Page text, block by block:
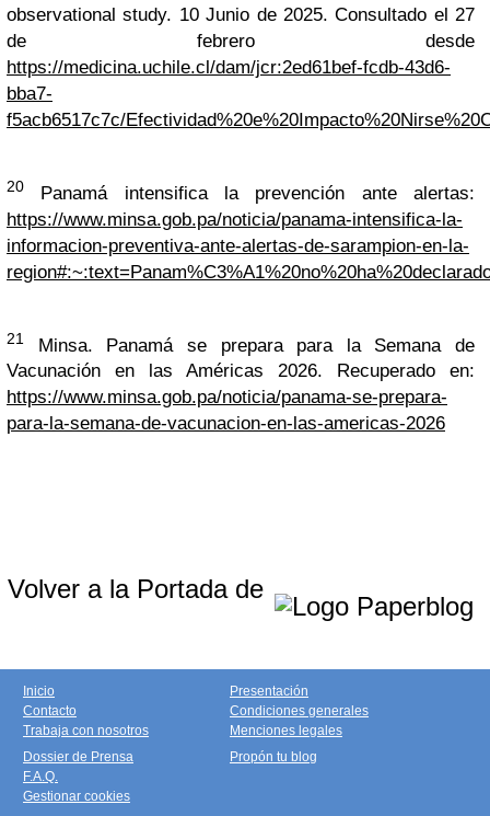
observational study. 10 Junio de 2025. Consultado el 27
de febrero desde
https://medicina.uchile.cl/dam/jcr:2ed61bef-fcdb-43d6-
bba7-
f5acb6517c7c/
20 Panamá intensifica la prevención ante alertas:
https://www.minsa.gob.pa/noticia/panama-intensifica-la-
informacion-preventiva-ante-alertas-de-sarampion-en-la-
21 Minsa. Panamá se prepara para la Semana de
Vacunación en las Américas 2026. Recuperado en:
https://www.minsa.gob.pa/noticia/panama-se-prepara-
para-la-semana-de-vacunacion-en-las-americas-2026
Volver a la Portada de
Inicio
Contacto
Trabaja con nosotros
Presentación
Condiciones generales
Menciones legales
Dossier de Prensa
F.A.Q.
Gestionar cookies
Propón tu blog